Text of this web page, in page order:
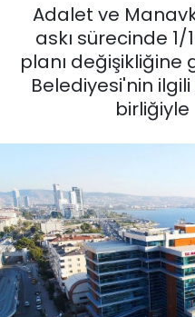
Adalet ve
askı sürecinde
planı değişikliğine
Belediyesi'nin
EĞİTİM
EKONOMİ
English News
KÜLTÜR SANAT
MAGAZİN
POLİTİKA
Tüm Manşetler
Son Dakika
Haber Arşivi